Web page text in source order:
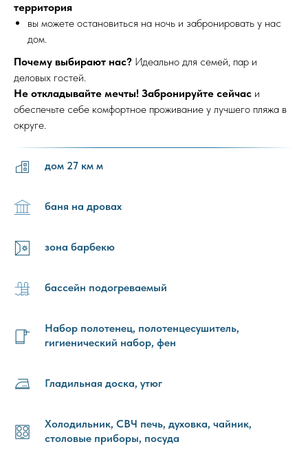
территория
вы можете остановиться на ночь и забронировать у нас
дом.
Почему выбирают нас? Идеально для семей, пар и
деловых гостей.
Не откладывайте мечты! Забронируйте сейчас и
обеспечьте себе комфортное проживание у лучшего пляжа в
округе.
дом 27 км м
баня на дровах
зона барбекю
бассейн подогреваемый
Набор полотенец, полотенцесушитель,
гигиенический набор, фен
Гладильная доска, утюг
Холодильник, СВЧ печь, духовка, чайник,
столовые приборы, посуда